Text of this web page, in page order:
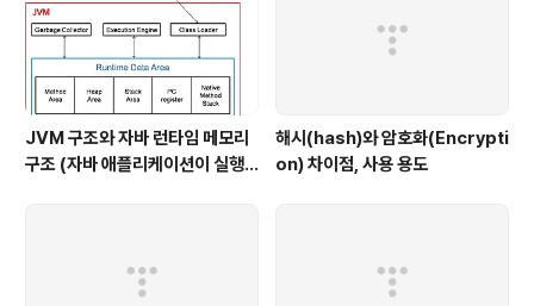
JVM 구조와 자바 런타임 메모리
구조 (자바 애플리케이션이 실행
해시(hash)와 암호화(Encrypti
on) 차이점, 사용 용도